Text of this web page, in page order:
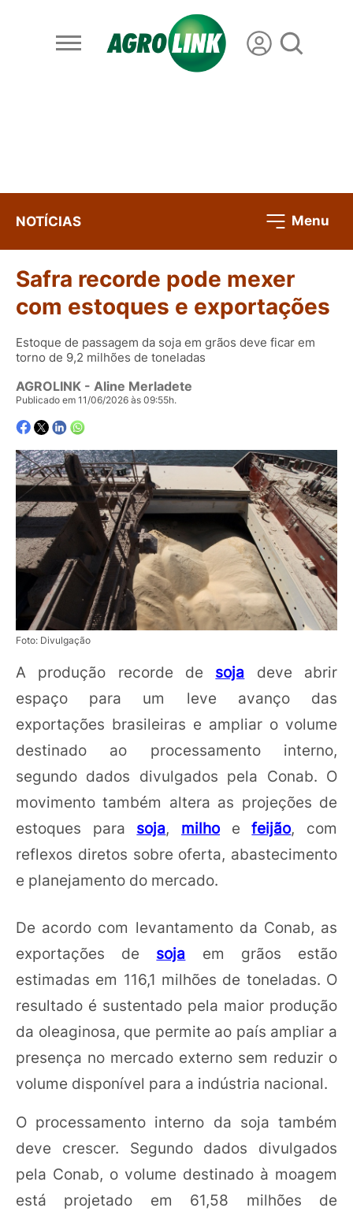
NOTÍCIAS Menu
Safra recorde pode mexer
com estoques e exportações
Estoque de passagem da soja em grãos deve ficar em
torno de 9,2 milhões de toneladas
AGROLINK - Aline Merladete
Publicado em 11/06/2026 às 09:55h.
Foto: Divulgação
A produção recorde de soja deve abrir
espaço para um leve avanço das
exportações brasileiras e ampliar o volume
destinado ao processamento interno,
segundo dados divulgados pela Conab. O
movimento também altera as projeções de
estoques para soja, milhoefeijão, com
reflexos diretos sobre oferta, abastecimento
e planejamento do mercado.
De acordo com levantamento da Conab, as
exportações de soja em grãos estão
estimadas em 116,1 milhões de toneladas. O
resultado é sustentado pela maior produção
da oleaginosa, que permite ao país ampliar a
presença no mercado externo sem reduzir o
volume disponível para a indústria nacional.
O processamento interno da soja também
deve crescer. Segundo dados divulgados
pela Conab, o volume destinado à moagem
está projetado em 61,58 milhões de